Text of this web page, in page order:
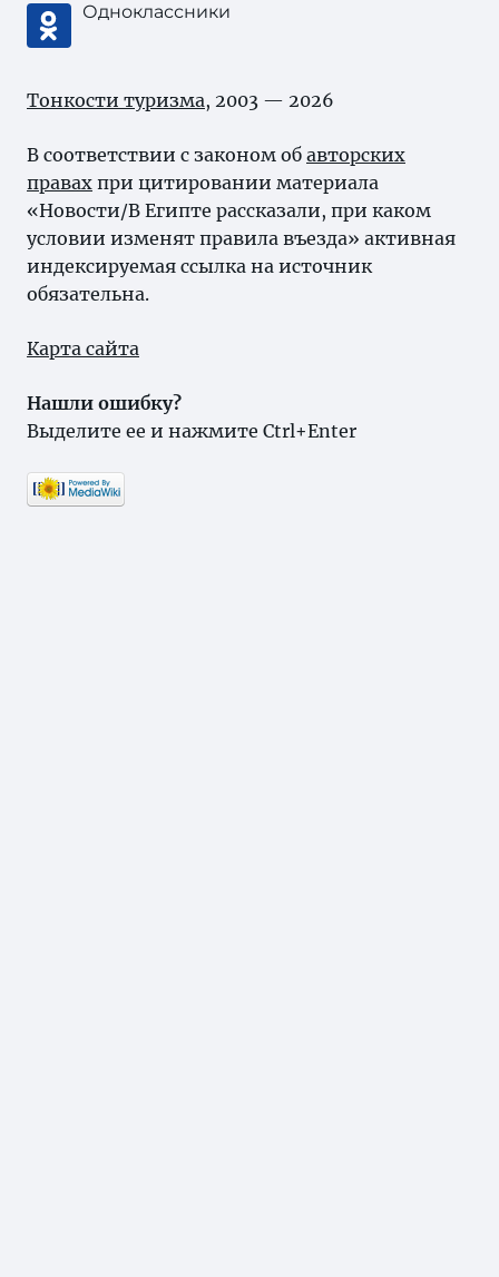
Одноклассники
Тонкости туризма, 2003 — 2026
В соответствии с законом об авторских
правах при цитировании материала
«Новости/В Египте рассказали, при каком
условии изменят правила въезда» активная
индексируемая ссылка на источник
обязательна.
Карта сайта
Нашли ошибку?
Выделите ее и нажмите Ctrl+Enter